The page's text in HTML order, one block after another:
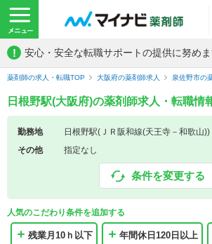
! 安心・安全な転職サポートの提供に努めま
薬剤師の求人・転職TOP 大阪府の薬剤師求人 泉佐野市の
日根野駅(大阪府)の薬剤師求人・転職情
勤務地
日根野駅(ＪＲ阪和線(天王寺－和歌山))
その他
指定なし
条件を変更する
人気のこだわり条件を追加する
残業月10ｈ以下 年間休日120日以上